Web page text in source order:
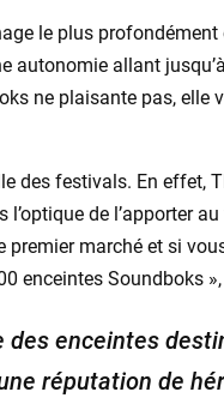
le plus
autonomie allant
ne plaisante pas, elle
des festivals. En effet,
de l’apporter
marché et si
enceintes Soundboks
enceintes
réputation de